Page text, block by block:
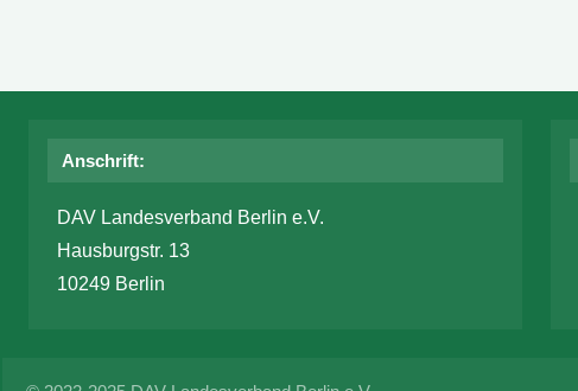
Anschrift:
DAV Landesverband Berlin e.V.
Hausburgstr. 13
10249 Berlin